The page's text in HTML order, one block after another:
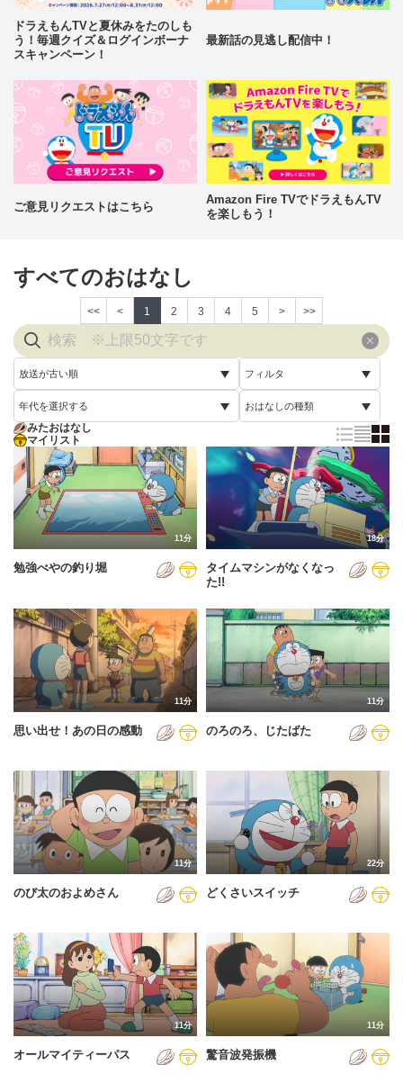
ドラえもんTVと夏休みをたのしも
う！毎週クイズ＆ログインボーナ
スキャンペーン！
最新話の見逃し配信中！
ご意見リクエストはこちら
Amazon Fire TVでドラえもんTV
を楽しもう！
すべてのおはなし
<< < 1 2 3 4 5 > >>
放送が古い順
放送が古い順
放送が新しい順
配信が古い順
配信が新しい順
あいうえお順(降順)
動画が長い順
動画が短い順
フィルタ
すべて
未視聴
年代を選択する
すべて
2005年
2006年
2007年
2008年
2011年
2012年
2013年
2014年
2015年
2016年
2017年
2019年
2020年
2021年
2022年
おはなしの種類
通常回
誕生日スペシャル
みたおはなし
マイリスト
11分
勉強べやの釣り堀
18分
タイムマシンがなくなっ
た!!
11分
思い出せ！あの日の感動
11分
のろのろ、じたばた
11分
のび太のおよめさん
22分
どくさいスイッチ
11分
オールマイティーパス
11分
驚音波発振機